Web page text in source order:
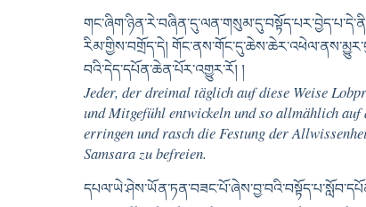
རིམ་གྱིས་བགྲོད་དེ།
བའི་དེད་དཔོན་ཆེན་པོར་འགྱུར་རོ། །
Jeder, der dreimal täglich auf diese Weise
und Mitgefühl entwickeln und so allmählich
erringen und rasch die Festung der
Samsara zu befreien.